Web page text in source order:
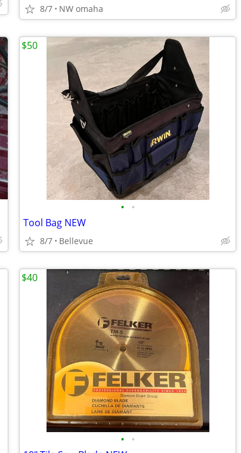
8/7 NW omaha
• •
Tool Bag NEW
8/7 Bellevue
$50
• •
$40